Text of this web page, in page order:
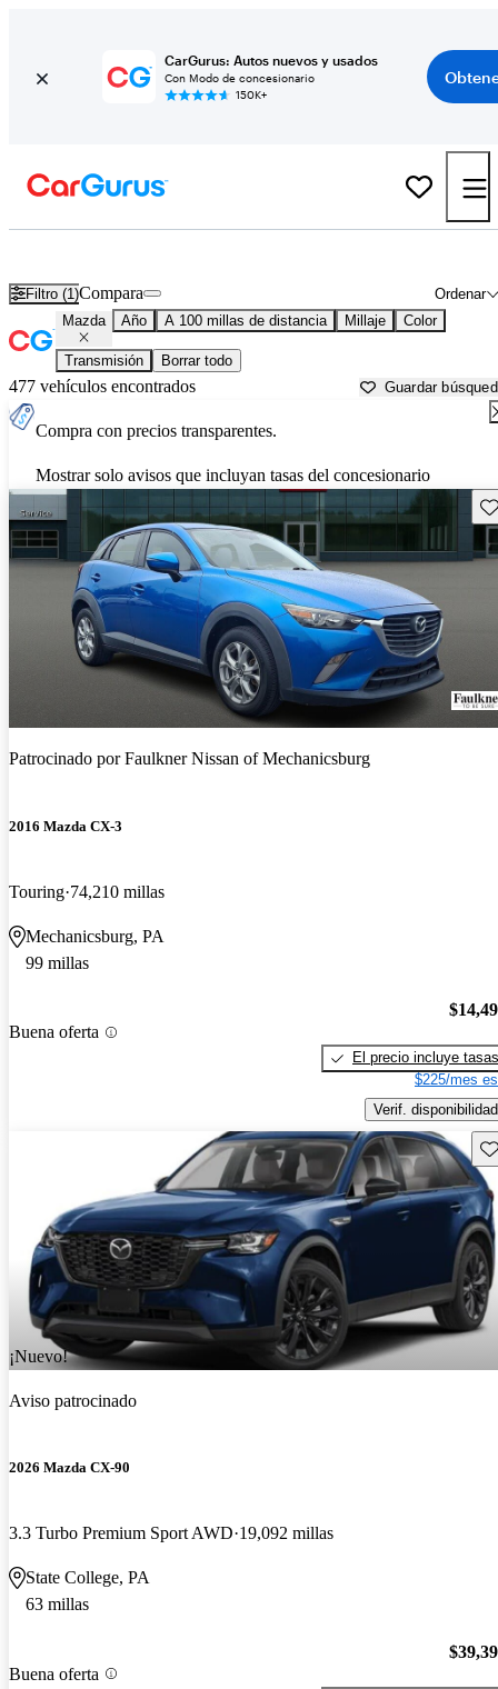
CarGurus: Autos nuevos y usados
Con Modo de concesionario
150K+
Filtro (1) Ordenar
Compara
Mazda Año A 100 millas de distancia Millaje Color
Transmisión Borrar todo
477 vehículos encontrados Guardar
Compra con precios transparentes.
Mostrar solo avisos que incluyan tasas del concesionario
Patrocinado porFaulkner Nissan of Mechanicsburg
2016 Mazda CX-3
Touring 74,210 millas
Mechanicsburg, PA
99 millas
Buena oferta
El precio incluye tasas
$225/mes
Verif. disponibilidad
¡Nuevo!
Aviso patrocinado
2026 Mazda CX-90
3.3 Turbo Premium Sport AWD 19,092 millas
State College, PA
63 millas
Buena oferta